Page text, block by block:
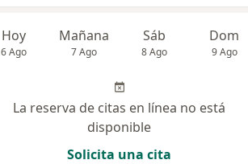
Hoy
6 Ago
Mañana
7 Ago
Sáb
8 Ago
Dom
9 Ago
La reserva de citas en línea no está
disponible
Solicita una cita